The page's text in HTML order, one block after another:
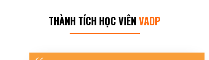
THÀNH TÍCH HỌC VIÊN VADP